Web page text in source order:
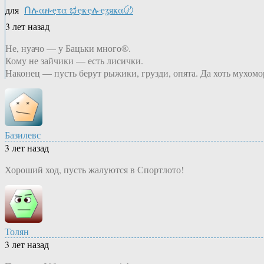
для Ոሉαዙҿτα ಭҿҝҿሉҿʓяҝα〄
3 лет назад
Не, нуачо — у Бацьки много®.
Кому не зайчики — есть лисички.
Наконец — пусть берут рыжики, грузди, опята. Да хоть
Базилевс
3 лет назад
Хороший ход, пусть жалуются в Спортлото!
Толян
3 лет назад